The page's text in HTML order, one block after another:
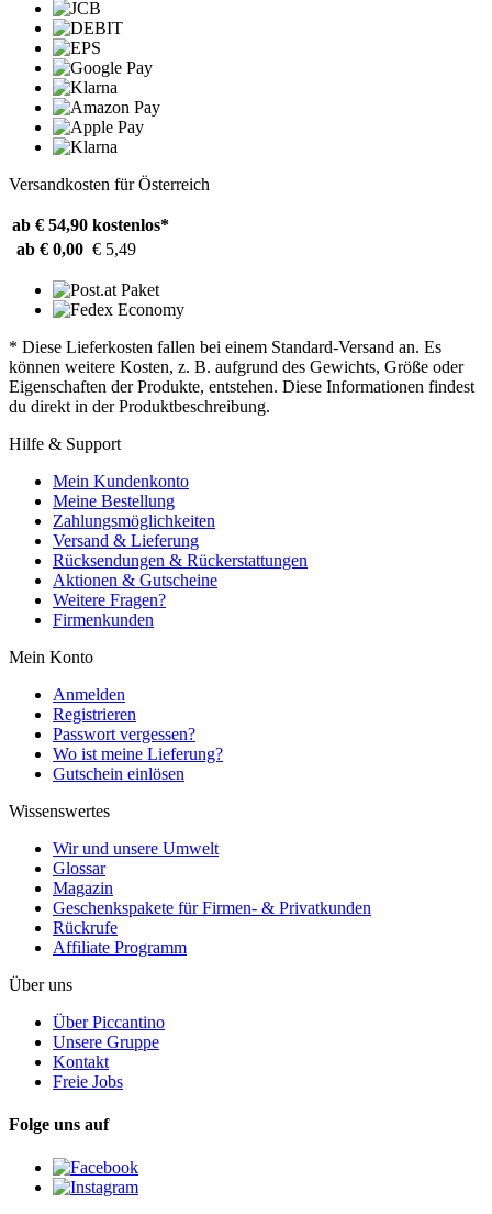
Versandkosten für Österreich
ab € 54,90 kostenlos*
ab € 0,00 € 5,49
* Diese Lieferkosten fallen bei einem Standard-Versand an. Es
können weitere Kosten, z. B. aufgrund des Gewichts, Größe oder
Eigenschaften der Produkte, entstehen. Diese Informationen findest
du direkt in der Produktbeschreibung.
Hilfe & Support
Mein Kundenkonto
Meine Bestellung
Zahlungsmöglichkeiten
Versand & Lieferung
Rücksendungen & Rückerstattungen
Aktionen & Gutscheine
Weitere Fragen?
Firmenkunden
Mein Konto
Anmelden
Registrieren
Passwort vergessen?
Wo ist meine Lieferung?
Gutschein einlösen
Wissenswertes
Wir und unsere Umwelt
Glossar
Magazin
Geschenkspakete für Firmen- & Privatkunden
Rückrufe
Affiliate Programm
Über uns
Über Piccantino
Unsere Gruppe
Kontakt
Freie Jobs
Folge uns auf